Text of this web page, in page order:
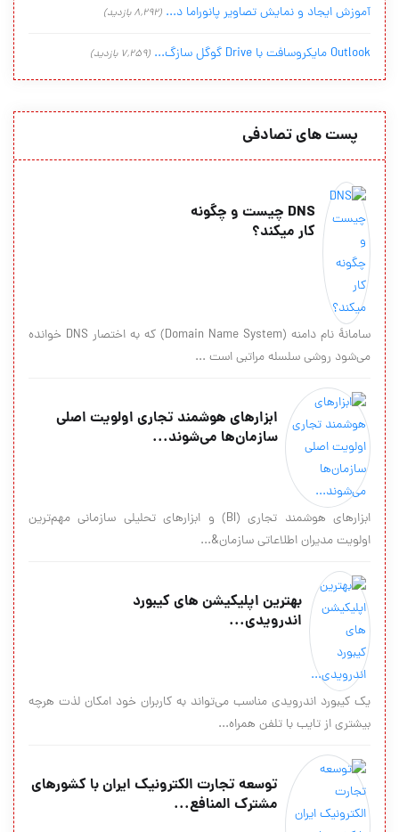
آموزش ایجاد و نمایش تصاویر پانوراما د... (8,292 بازدید)
Outlook مایکروسافت با Drive گوگل سازگ... (7,259 بازدید)
پست های تصادفی
DNS چیست و چگونه
کار میکند؟
سامانهٔ نام دامنه (Domain Name System) که به اختصار DNS خوانده
می‌شود روشی سلسله مراتبی است ...
ابزارهای هوشمند تجاری اولویت اصلی
سازمان‌ها می‌شوند...
ابزارهای هوشمند تجاری (BI) و ابزارهای تحلیلی سازمانی مهم‌ترین
اولویت مدیران اطلاعاتی سازمان&...
بهترین اپلیکیشن های کیبورد
اندرویدی...
یک کیبورد اندرویدی مناسب می‌تواند به کاربران خود امکان لذت هرچه
بیشتری از تایب با تلفن همراه...
توسعه تجارت الکترونیک ایران با کشورهای
مشترک المنافع...